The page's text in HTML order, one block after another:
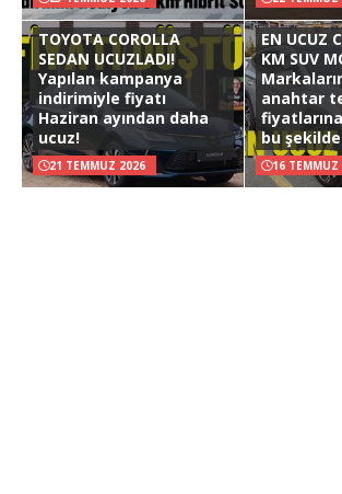
TOYOTA COROLLA
SEDAN UCUZLADI!
Yapılan kampanya
indirimiyle fiyatı
Haziran ayından daha
ucuz!
21 TEMMUZ 2026
EN UCUZ
KM SUV
anahtar
bu
16 TEMMUZ